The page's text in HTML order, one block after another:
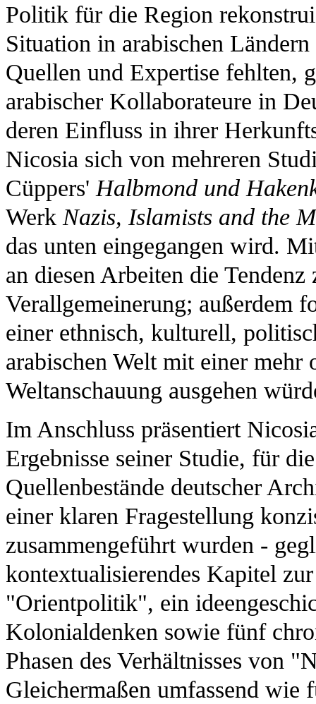
Politik für die Region
Situation in arabischen
Quellen und Expertise fehlten,
arabischer Kollaborateure in
deren Einfluss in ihrer
Nicosia sich von mehreren
Cüppers' Halbmond und
Werk Nazis, Islamists and the
das unten eingegangen wird.
an diesen Arbeiten die
Verallgemeinerung; außerdem
einer ethnisch, kulturell,
arabischen Welt mit einer
Weltanschauung ausgehen
Im Anschluss präsentiert
Ergebnisse seiner Studie, für
Quellenbestände deutscher
einer klaren Fragestellung
zusammengeführt wurden -
kontextualisierendes Kapitel
"Orientpolitik", ein
Kolonialdenken sowie fünf
Phasen des Verhältnisses von
Gleichermaßen umfassend